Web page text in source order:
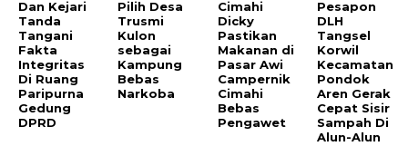
Dan Kejari
Tanda
Tangani
Fakta
Integritas
Di Ruang
Paripurna
Gedung
DPRD
Pilih Desa
Trusmi
Kulon
sebagai
Kampung
Bebas
Narkoba
Cimahi
Dicky
Pastikan
Makanan di
Pasar Awi
Campernik
Cimahi
Bebas
Pengawet
Pesapon
DLH
Tangsel
Korwil
Kecamatan
Pondok
Aren Gerak
Cepat Sisir
Sampah Di
Alun-Alun